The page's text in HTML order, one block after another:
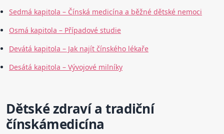
Sedmá kapitola – Čínská medicína a běžné dětské nemoci
Osmá kapitola – Případové studie
Devátá kapitola – Jak najít čínského lékaře
Desátá kapitola – Vývojové milníky
Dětské zdraví a tradiční
čínskámedicína